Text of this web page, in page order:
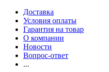
Доставка
Условия оплаты
Гарантия на товар
О компании
Новости
Вопрос-ответ
...